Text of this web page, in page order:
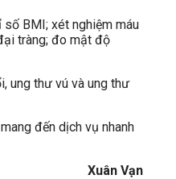
BMI; xét nghiệm máu
tràng; đo mật độ
ung thư vú và ung thư
đến dịch vụ nhanh
Xuân Vạn